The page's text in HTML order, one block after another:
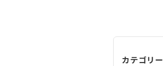
カテゴリー